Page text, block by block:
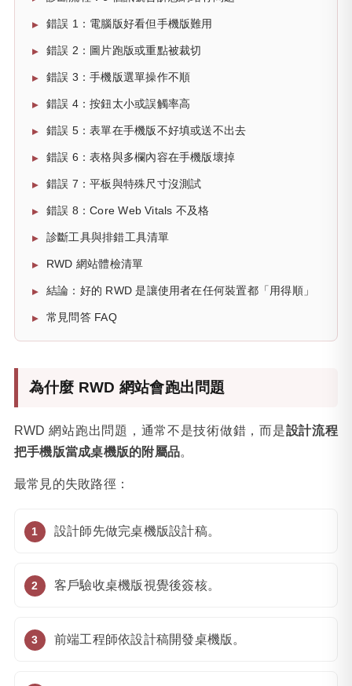
錯誤 1：電腦版好看但手機版難用
錯誤 2：圖片跑版或重點被裁切
錯誤 3：手機版選單操作不順
錯誤 4：按鈕太小或誤觸率高
錯誤 5：表單在手機版不好填或送不出去
錯誤 6：表格與多欄內容在手機版壞掉
錯誤 7：平板與特殊尺寸沒測試
錯誤 8：Core Web Vitals 不及格
診斷工具與排錯工具清單
RWD 網站體檢清單
結論：好的 RWD 是讓使用者在任何裝置都「用得順」
常見問答 FAQ
為什麼 RWD 網站會跑出問題
RWD 網站跑出問題，通常不是技術做錯，而是設計流程
把手機版當成桌機版的附屬品。
最常見的失敗路徑：
設計師先做完桌機版設計稿。
客戶驗收桌機版視覺後簽核。
前端工程師依設計稿開發桌機版。